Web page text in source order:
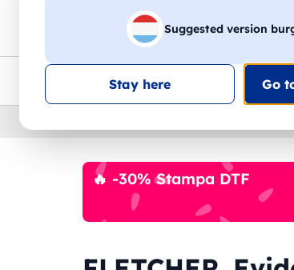
Suggested version
Stay here Go
Magliette Felpe Uomo
Consegna gratis Sconti quantità
🔥 -30% Stampa DTF